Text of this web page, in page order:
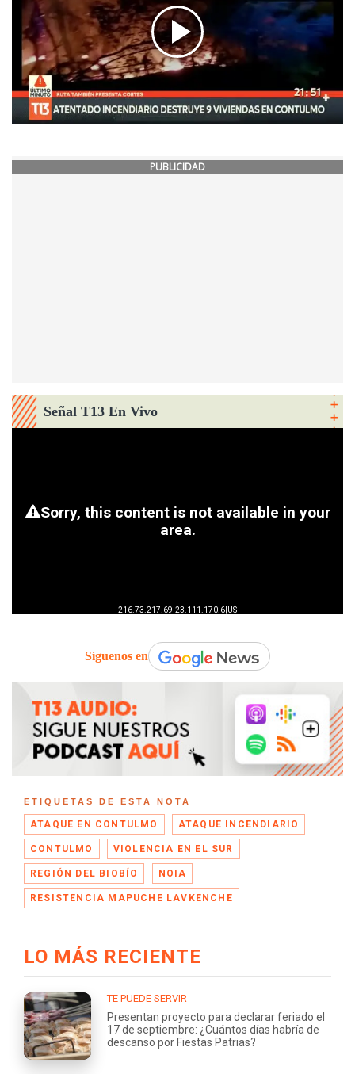
PUBLICIDAD
Señal T13 En Vivo
Síguenos en
ETIQUETAS DE ESTA NOTA
ATAQUE EN CONTULMO ATAQUE INCENDIARIO
CONTULMO VIOLENCIA EN EL SUR
REGIÓN DEL BIOBÍO NOIA
RESISTENCIA MAPUCHE LAVKENCHE
LO MÁS RECIENTE
TE PUEDE SERVIR
Presentan proyecto para declarar feriado el
17 de septiembre: ¿Cuántos días habría de
descanso por Fiestas Patrias?